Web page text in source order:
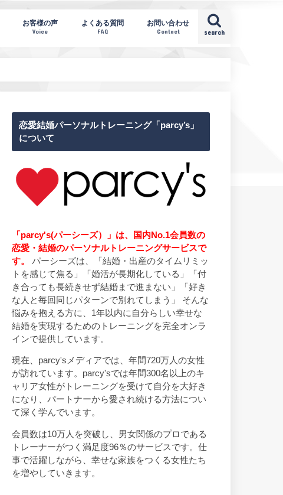
search
お客様の声
Voice
よくある質問
FAQ
お問い合わせ
Contact
恋愛結婚パーソナルトレーニング「parcy’s」
について
「parcy's(パーシーズ）」は、国内No.1会員数の
恋愛・結婚のパーソナルトレーニングサービスで
す。
パーシーズは、「結婚・出産のタイムリミッ
トを感じて焦る」「婚活が長期化している」「付
き合っても長続きせず結婚まで進まない」「好き
な人と毎回同じパターンで別れてしまう」 そんな
悩みを抱える方に、1年以内に自分らしい幸せな
結婚を実現するためのトレーニングを完全オンラ
インで提供しています。
現在、parcy'sメディアでは、年間720万人の女性
が訪れています。parcy'sでは年間300名以上のキ
ャリア女性がトレーニングを受けて自分を大好き
になり、パートナーから愛され続ける方法につい
て深く学んでいます。
会員数は10万人を突破し、男女関係のプロである
トレーナーがつく満足度96％のサービスです。仕
事で活躍しながら、幸せな家族をつくる女性たち
を増やしていきます。